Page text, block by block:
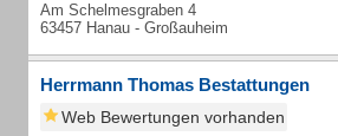
Am Schelmesgraben 4
63457 Hanau - Großauheim
Herrmann Thomas Bestattungen
Web Bewertungen vorhanden